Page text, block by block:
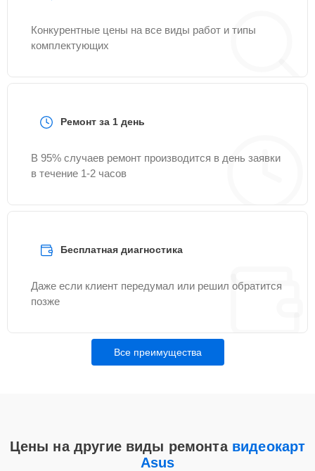
Конкурентные цены на все виды работ и типы
комплектующих
Ремонт за 1 день
В 95% случаев ремонт производится в день заявки
в течение 1-2 часов
Бесплатная диагностика
Даже если клиент передумал или решил обратится
позже
Все преимущества
Цены на другие виды ремонта видеокарт
Asus